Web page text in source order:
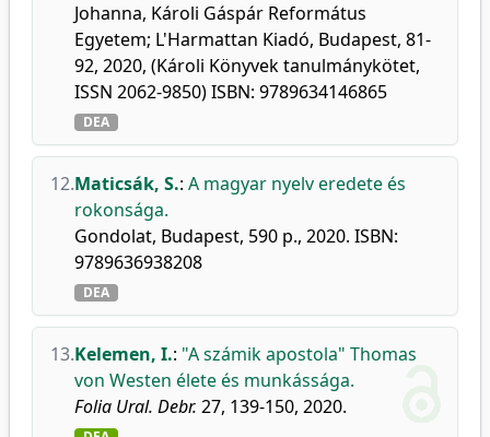
Johanna, Károli Gáspár Református
Egyetem; L'Harmattan Kiadó, Budapest, 81-
92, 2020, (Károli Könyvek tanulmánykötet,
ISSN 2062-9850) ISBN: 9789634146865
DEA
12.Maticsák, S.: A magyar nyelv eredete és
rokonsága.
Gondolat, Budapest, 590 p., 2020. ISBN:
9789636938208
DEA
13.Kelemen, I.: "A számik apostola" Thomas
von Westen élete és munkássága.
Folia Ural. Debr. 27, 139-150, 2020.